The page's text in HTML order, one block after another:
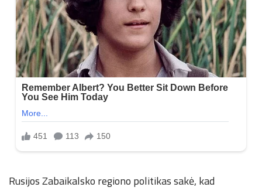
Rusijos Zabaikalsko regiono politikas sakė, kad